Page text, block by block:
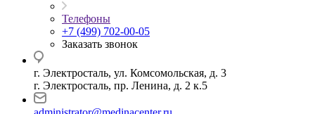
Телефоны
+7 (499) 702-00-05
Заказать звонок
г. Электросталь, ул. Комсомольская, д. 3
г. Электросталь, пр. Ленина, д. 2 к.5